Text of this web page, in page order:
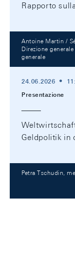
Rapporto
Antoine Martin /
Direzione
generale
24.06.2026
Presentazione
Geldpolitik in
Petra Tschudin,